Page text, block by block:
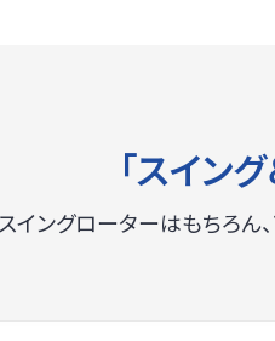
「スイン
イングローターはもちろ